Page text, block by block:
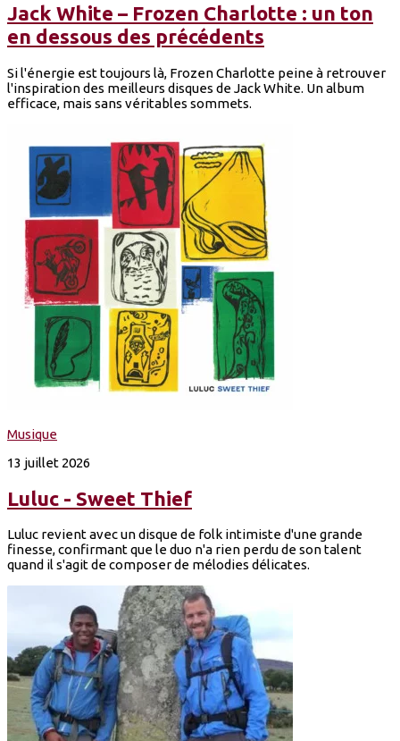
Jack White – Frozen Charlotte : un ton
en dessous des précédents
Si l'énergie est toujours là, Frozen Charlotte peine à retrouver
l'inspiration des meilleurs disques de Jack White. Un album
efficace, mais sans véritables sommets.
Musique
13 juillet 2026
Luluc - Sweet Thief
Luluc revient avec un disque de folk intimiste d'une grande
finesse, confirmant que le duo n'a rien perdu de son talent
quand il s'agit de composer de mélodies délicates.